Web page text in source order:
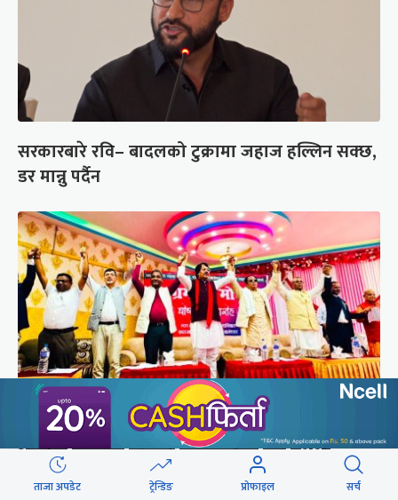
सरकारबारे रवि– बादलको टुक्रामा जहाज हल्लिन सक्छ,
डर मान्नु पर्दैन
अस्तित्व संकटमा परेपछि मोर्चाबन्दीमा जुटे मधेशी-
पहिचानवादी दल
ताजा अपडेट ट्रेन्डिङ प्रोफाइल सर्च